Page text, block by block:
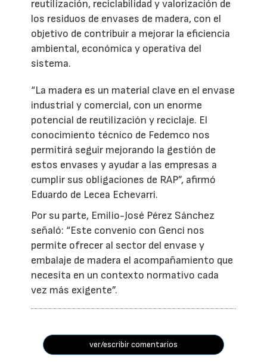
reutilización, reciclabilidad y valorización de
los residuos de envases de madera, con el
objetivo de contribuir a mejorar la eficiencia
ambiental, económica y operativa del
sistema.
“La madera es un material clave en el envase
industrial y comercial, con un enorme
potencial de reutilización y reciclaje. El
conocimiento técnico de Fedemco nos
permitirá seguir mejorando la gestión de
estos envases y ayudar a las empresas a
cumplir sus obligaciones de RAP”, afirmó
Eduardo de Lecea Echevarri.
Por su parte, Emilio-José Pérez Sánchez
señaló: “Este convenio con Genci nos
permite ofrecer al sector del envase y
embalaje de madera el acompañamiento que
necesita en un contexto normativo cada
vez más exigente”.
ver/escribir comentarios